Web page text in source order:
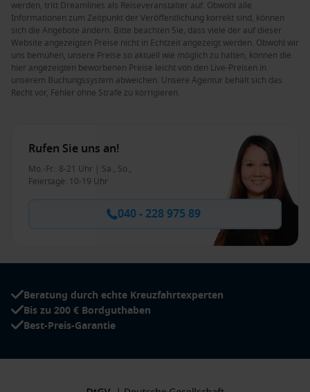
werden, tritt Dreamlines als Reiseveranstalter auf. Obwohl alle
Informationen zum Zeitpunkt der Veröffentlichung korrekt sind, können
sich die Angebote ändern. Bitte beachten Sie, dass viele der auf dieser
Website angezeigten Preise nicht in Echtzeit angezeigt werden. Obwohl wir
uns bemühen, unsere Preise so aktuell wie möglich zu halten, können die
hier angezeigten beworbenen Preise leicht von den Live-Preisen in
unserem Buchungssystem abweichen. Unsere Agentur behält sich das
Recht vor, Fehler ohne Strafe zu korrigieren.
Rufen Sie uns an!
Mo.-Fr.: 8-21 Uhr | Sa., So.,
Feiertage: 10-19 Uhr
040 - 228 975 89
Beratung durch echte Kreuzfahrtexperten
Bis zu 200 € Bordguthaben
Best-Preis-Garantie